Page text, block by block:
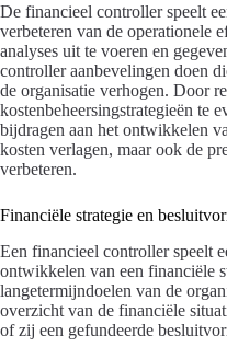
De financieel controller speelt
verbeteren van de operationele
analyses uit te voeren en
controller aanbevelingen doen
de organisatie verhogen. Door
kostenbeheersingstrategieën te
bijdragen aan het ontwikkelen
kosten verlagen, maar ook de
verbeteren.
Financiële strategie en
Een financieel controller speelt
ontwikkelen van een financiële
langetermijndoelen van de
overzicht van de financiële
of zij een gefundeerde